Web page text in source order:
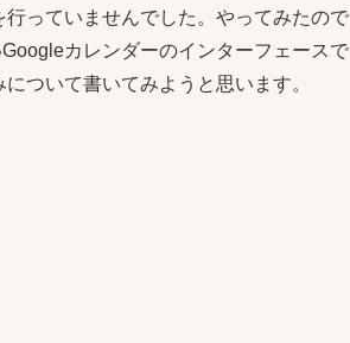
っていませんでした。やってみたので
カレンダーのインターフェースで
ついて書いてみようと思います。